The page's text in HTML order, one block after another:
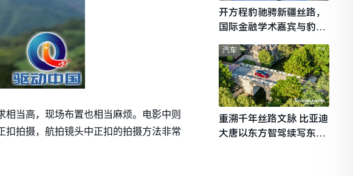
当高，现场布置也相当麻烦。电影中则
扣拍摄，航拍镜头中正扣的拍摄方法非常
开方程豹驰骋新疆丝路，
国际金融学术嘉宾与豹友
共赴山海热爱
重溯千年丝路文脉 比亚迪
大唐以东方智驾续写东西
汽车